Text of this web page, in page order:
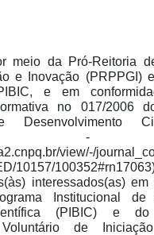
meio da Pró-Reitoria
e Inovação (PRPPGI)
e em
no 017/2006
Desenvolvimento
-
view/-/
10157/
interessados(as) em
Institucional
(PIBIC) e do
Voluntário de